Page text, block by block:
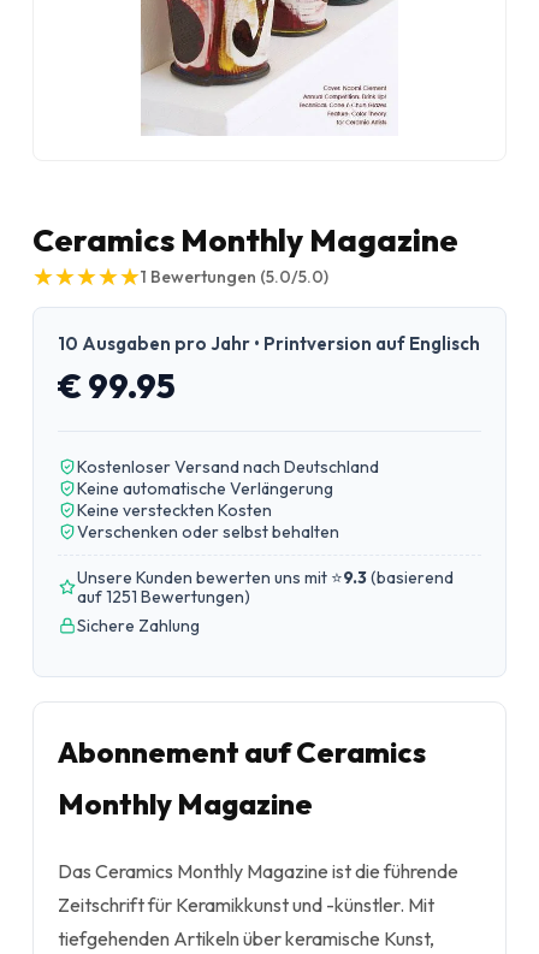
Ceramics Monthly Magazine
★
★★
★★
★★
★★
★1 Bewertungen (5.0/5.0)
10 Ausgaben pro Jahr • Printversion auf Englisch
€ 99.95
Kostenloser Versand nach Deutschland
Keine automatische Verlängerung
Keine versteckten Kosten
Verschenken oder selbst behalten
Unsere Kunden bewerten uns mit ⭐9.3(basierend
auf 1251 Bewertungen)
Sichere Zahlung
Abonnement auf Ceramics
Monthly Magazine
Das Ceramics Monthly Magazine ist die führende
Zeitschrift für Keramikkunst und -künstler. Mit
tiefgehenden Artikeln über keramische Kunst,